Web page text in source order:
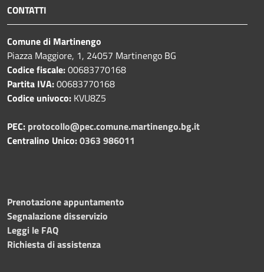
CONTATTI
Comune di Martinengo
Piazza Maggiore, 1, 24057 Martinengo BG
Codice fiscale:00683770168
Partita IVA:00683770168
Codice univoco: KVU8Z5
PEC: protocollo@pec.comune.martinengo.bg.it
Centralino Unico:0363 986011
Prenotazione appuntamento
Segnalazione disservizio
Leggi le FAQ
Richiesta di assistenza